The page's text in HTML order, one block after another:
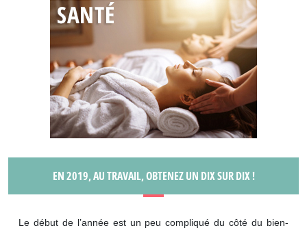
EN 2019, AU TRAVAIL, OBTENEZ UN DIX SUR DIX !
Le début de l’année est un peu compliqué du côté du bien-